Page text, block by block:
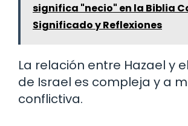
significa "necio" en la Biblia
Significado y Reflexiones
La relación entre Hazael y
de Israel es compleja y a
conflictiva.